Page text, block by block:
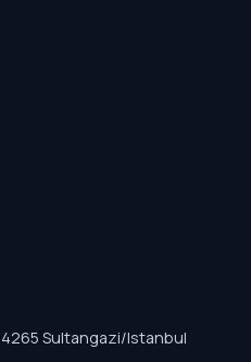
Sultangazi/Istanbul